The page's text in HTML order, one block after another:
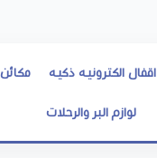
اقفال الكترونيه ذكيه
لوازم البر والرحلات